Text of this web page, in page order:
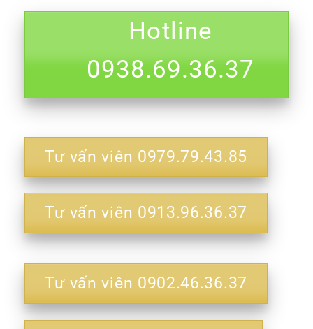
Hotline
0938.69.36.37
Tư vấn viên 0979.79.43.85
Tư vấn viên 0913.96.36.37
Tư vấn viên 0902.46.36.37